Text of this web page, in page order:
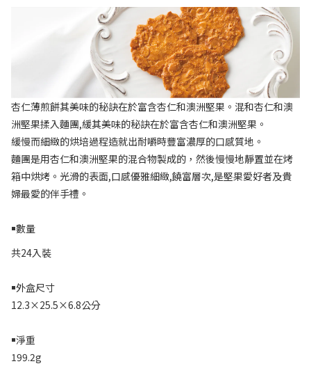
杏仁薄煎餅其美味的秘訣在於富含杏仁和澳洲堅果。混和杏仁和澳
洲堅果揉入麵團,緩其美味的秘訣在於富含杏仁和澳洲堅果。
緩慢而細緻的烘培過程造就出耐嚼時豐富濃厚的口感質地。
麵團是用杏仁和澳洲堅果的混合物製成的，然後慢慢地靜置並在烤
箱中烘烤。光滑的表面,口感優雅細緻,饒富層次,是堅果愛好者及貴
婦最愛的伴手禮。
￭數量
共24入裝
￭外盒尺寸
12.3×25.5×6.8公分
￭淨重
199.2g